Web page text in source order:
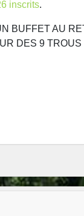
inscrits.
BUFFET AU
DES 9 TROUS